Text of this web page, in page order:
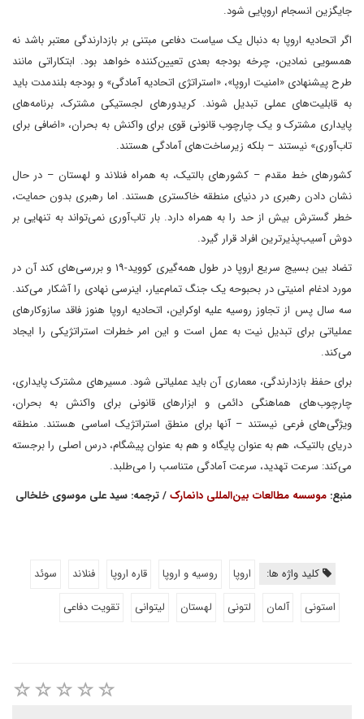
جایگزین انسجام اروپایی شود.
اگر اتحادیه اروپا به دنبال یک سیاست دفاعی مبتنی بر بازدارندگی معتبر باشد نه
همسویی نمادین، چرخه بودجه بعدی تعیین‌کننده خواهد بود. ابتکاراتی مانند
طرح پیشنهادی «امنیت اروپا»، «استراتژی اتحادیه آمادگی» و بودجه بلندمدت باید
به قابلیت‌های عملی تبدیل شوند. کریدورهای لجستیکی مشترک، برنامه‌های
پایداری مشترک و یک چارچوب قانونی قوی برای واکنش به بحران، «اضافی برای
تاب‌آوری» نیستند – بلکه زیرساخت‌های آمادگی هستند.
کشورهای خط مقدم – کشورهای بالتیک، به همراه فنلاند و لهستان – در حال
نشان دادن رهبری در دنیای منطقه خاکستری هستند. اما رهبری بدون حمایت،
خطر گسترش بیش از حد را به همراه دارد. بار تاب‌آوری نمی‌تواند به تنهایی بر
دوش آسیب‌پذیرترین افراد قرار گیرد.
تضاد بین بسیج سریع اروپا در طول همه‌گیری کووید-۱۹ و بررسی‌های کند آن در
مورد ادغام امنیتی در بحبوحه یک جنگ تمام‌عیار، اینرسی نهادی را آشکار می‌کند.
سه سال پس از تجاوز روسیه علیه اوکراین، اتحادیه اروپا هنوز فاقد سازوکارهای
عملیاتی برای تبدیل نیت به عمل است و این امر خطرات استراتژیکی را ایجاد
می‌کند.
برای حفظ بازدارندگی، معماری آن باید عملیاتی شود. مسیرهای مشترک پایداری،
چارچوب‌های هماهنگی دائمی و ابزارهای قانونی برای واکنش به بحران،
ویژگی‌های فرعی نیستند – آنها برای منطق استراتژیک اساسی هستند. منطقه
دریای بالتیک، هم به عنوان پایگاه و هم به عنوان پیشگام، درس اصلی را برجسته
می‌کند: سرعت تهدید، سرعت آمادگی متناسب را می‌طلبد.
منبع: موسسه مطالعات بین‌المللی دانمارک/ ترجمه: سید علی موسوی خلخالی
کلید واژه ها: اروپا روسیه و اروپا قاره اروپا فنلاند
سوئد
استونی
آلمان لتونی لهستان لیتوانی تقویت دفاعی